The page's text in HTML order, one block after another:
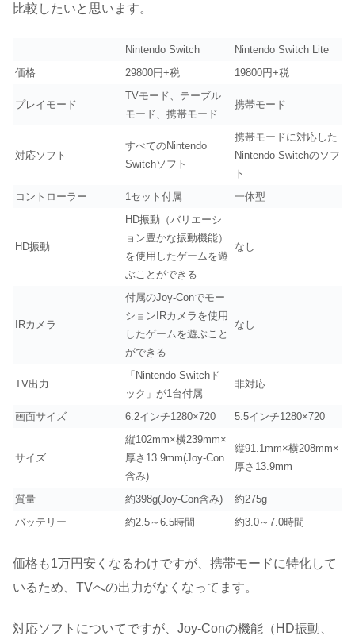
比較したいと思います。
Nintendo Switch
Nintendo Switch Lite
価格
29800円+税 19800円+税
プレイモード
TVモード、テーブル
モード、携帯モード
携帯モード
対応ソフト
すべてのNintendo
Switchソフト
携帯モードに対応した
Nintendo Switchのソフ
ト
コントローラー
1セット付属 一体型
HD振動
HD振動（バリエーシ
ョン豊かな振動機能）
を使用したゲームを遊
ぶことができる
なし
IRカメラ
付属のJoy-Conでモー
ションIRカメラを使用
したゲームを遊ぶこと
ができる
なし
TV出力
「Nintendo Switchド
ック」が1台付属
非対応
画面サイズ 6.2インチ1280×720 5.5インチ1280×720
サイズ
縦102mm×横239mm×
厚さ13.9mm(Joy-Con
含み)
縦91.1mm×横208mm×
厚さ13.9mm
質量 約398g(Joy-Con含み)
約275g
バッテリー
約2.5～6.5時間 約3.0～7.0時間
価格も1万円安くなるわけですが、携帯モードに特化して
いるため、TVへの出力がなくなってます。
対応ソフトについてですが、Joy-Conの機能（HD振動、